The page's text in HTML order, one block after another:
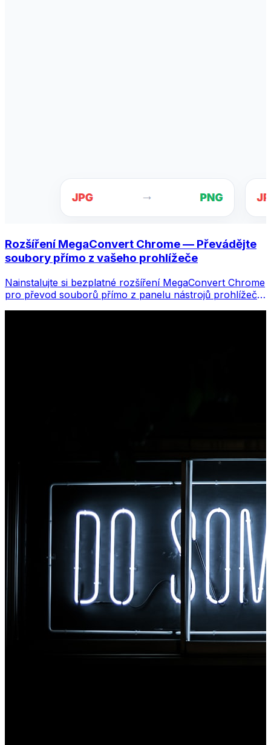
Rozšíření MegaConvert Chrome — Převádějte
soubory přímo z vašeho prohlížeče
Nainstalujte si bezplatné rozšíření MegaConvert Chrome
pro převod souborů přímo z panelu nástrojů prohlížeče.